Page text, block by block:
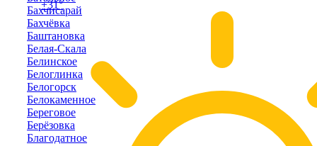
+31°
Бахчисарай
Бахчёвка
Баштановка
Белая-Скала
Белинское
Белоглинка
Белогорск
Белокаменное
Береговое
Берёзовка
Благодатное